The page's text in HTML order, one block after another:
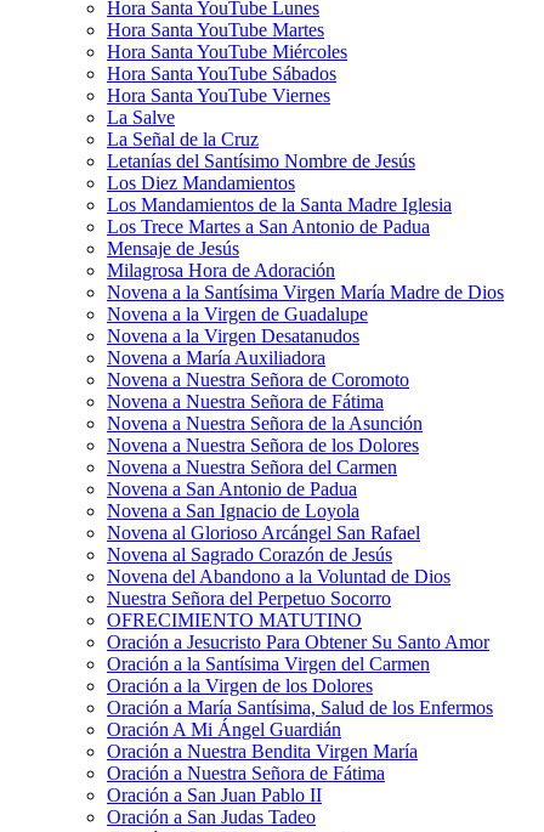
Hora Santa YouTube Lunes
Hora Santa YouTube Martes
Hora Santa YouTube Miércoles
Hora Santa YouTube Sábados
Hora Santa YouTube Viernes
La Salve
La Señal de la Cruz
Letanías del Santísimo Nombre de Jesús
Los Diez Mandamientos
Los Mandamientos de la Santa Madre Iglesia
Los Trece Martes a San Antonio de Padua
Mensaje de Jesús
Milagrosa Hora de Adoración
Novena a la Santísima Virgen María Madre de Dios
Novena a la Virgen de Guadalupe
Novena a la Virgen Desatanudos
Novena a María Auxiliadora
Novena a Nuestra Señora de Coromoto
Novena a Nuestra Señora de Fátima
Novena a Nuestra Señora de la Asunción
Novena a Nuestra Señora de los Dolores
Novena a Nuestra Señora del Carmen
Novena a San Antonio de Padua
Novena a San Ignacio de Loyola
Novena al Glorioso Arcángel San Rafael
Novena al Sagrado Corazón de Jesús
Novena del Abandono a la Voluntad de Dios
Nuestra Señora del Perpetuo Socorro
OFRECIMIENTO MATUTINO
Oración a Jesucristo Para Obtener Su Santo Amor
Oración a la Santísima Virgen del Carmen
Oración a la Virgen de los Dolores
Oración a María Santísima, Salud de los Enfermos
Oración A Mi Ángel Guardián
Oración a Nuestra Bendita Virgen María
Oración a Nuestra Señora de Fátima
Oración a San Juan Pablo II
Oración a San Judas Tadeo